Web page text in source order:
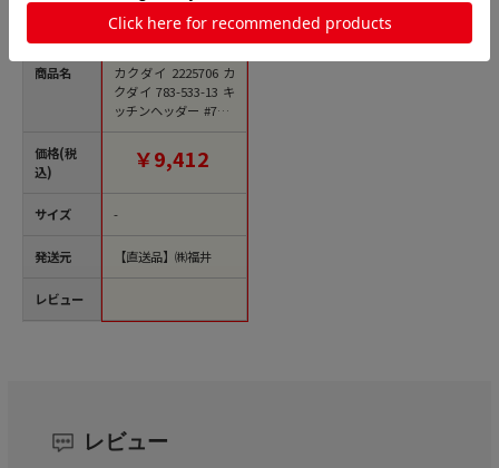
商品名
価格(税
込)
サイズ
発送元
レビュー
カクダイ 2225706 カ
クダイ 783-533-13 キ
ッチンヘッダー #783-
533-13 1個（ご注文単
位1個）【直送品】
￥9,412
-
【直送品】㈱福井
レビュー